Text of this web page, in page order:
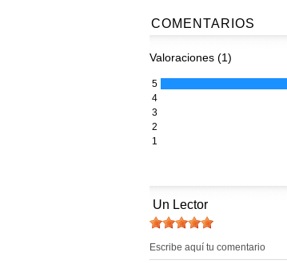
COMENTARIOS
Valoraciones (1)
5
4
3
2
1
Un Lector
Escribe aquí tu comentario